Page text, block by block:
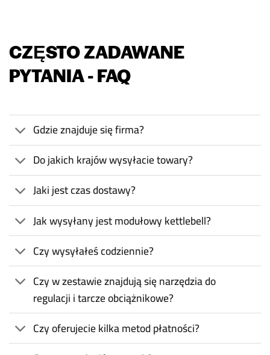
CZĘSTO ZADAWANE
PYTANIA - FAQ
Gdzie znajduje się firma?
Do jakich krajów wysyłacie towary?
Jaki jest czas dostawy?
Jak wysyłany jest modułowy kettlebell?
Czy wysyłałeś codziennie?
Czy w zestawie znajdują się narzędzia do
regulacji i tarcze obciążnikowe?
Czy oferujecie kilka metod płatności?